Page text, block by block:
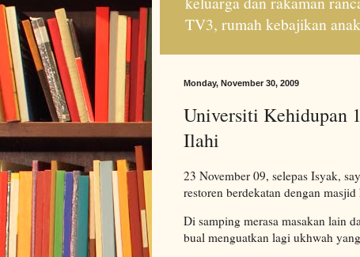
TV3, rumah kebajikan
Monday, November 30, 2009
Universiti Kehidupan
Ilahi
23 November 09, selepas Isyak,
restoren berdekatan dengan
Di samping merasa masakan lain
bual menguatkan lagi ukhwah